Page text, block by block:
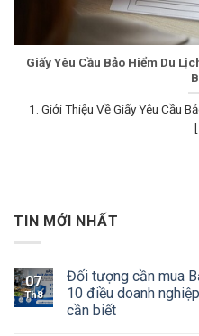
Giấy Yêu Cầu Bảo Hiểm Du
1. Giới Thiệu Về Giấy Yêu Cầu
TIN MỚI NHẤT
07
Th8
Đối tượng cần mua
10 điều doanh
cần biết